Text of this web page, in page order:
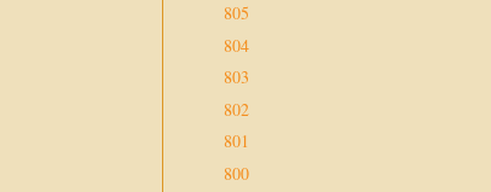
805
804
803
802
801
800